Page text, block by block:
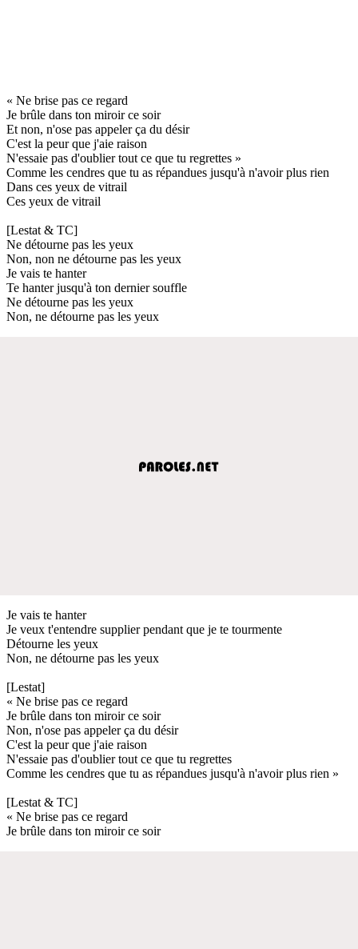
« Ne brise pas ce regard
Je brûle dans ton miroir ce soir
Et non, n'ose pas appeler ça du désir
C'est la peur que j'aie raison
N'essaie pas d'oublier tout ce que tu regrettes »
Comme les cendres que tu as répandues jusqu'à n'avoir plus rien
Dans ces yeux de vitrail
Ces yeux de vitrail
[Lestat & TC]
Ne détourne pas les yeux
Non, non ne détourne pas les yeux
Je vais te hanter
Te hanter jusqu'à ton dernier souffle
Ne détourne pas les yeux
Non, ne détourne pas les yeux
Je vais te hanter
Je veux t'entendre supplier pendant que je te tourmente
Détourne les yeux
Non, ne détourne pas les yeux
[Lestat]
« Ne brise pas ce regard
Je brûle dans ton miroir ce soir
Non, n'ose pas appeler ça du désir
C'est la peur que j'aie raison
N'essaie pas d'oublier tout ce que tu regrettes
Comme les cendres que tu as répandues jusqu'à n'avoir plus rien »
[Lestat & TC]
« Ne brise pas ce regard
Je brûle dans ton miroir ce soir